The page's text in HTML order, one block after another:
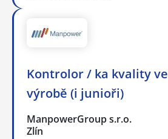
Kontrolor / ka kvality ve
výrobě (i junioři)
ManpowerGroup s.r.o.
Zlín